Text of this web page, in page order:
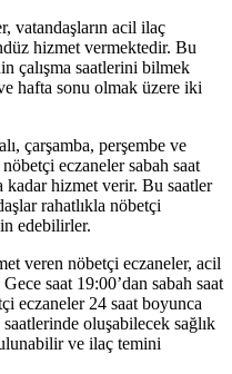
vatandaşların acil ilaç
hizmet vermektedir. Bu
çalışma saatlerini bilmek
hafta sonu olmak üzere iki
çarşamba, perşembe ve
eczaneler sabah saat
kadar hizmet verir. Bu saatler
rahatlıkla nöbetçi
edebilirler.
veren nöbetçi eczaneler, acil
saat 19:00’dan sabah saat
eczaneler 24 saat boyunca
oluşabilecek sağlık
ve ilaç temini